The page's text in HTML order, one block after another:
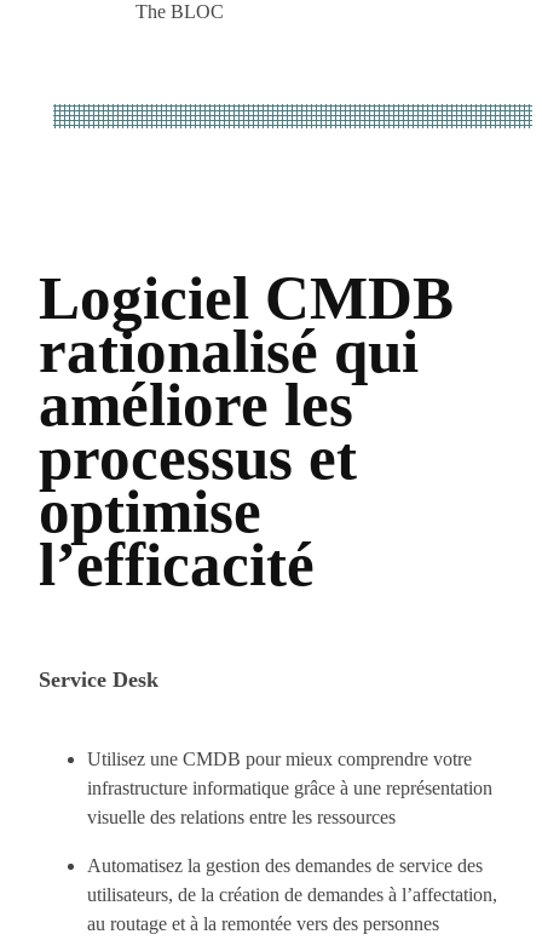
The BLOC
Logiciel CMDB
rationalisé qui
améliore les
processus et
optimise
l’efficacité
Service Desk
Utilisez une CMDB pour mieux comprendre votre
infrastructure informatique grâce à une représentation
visuelle des relations entre les ressources
Automatisez la gestion des demandes de service des
utilisateurs, de la création de demandes à l’affectation,
au routage et à la remontée vers des personnes